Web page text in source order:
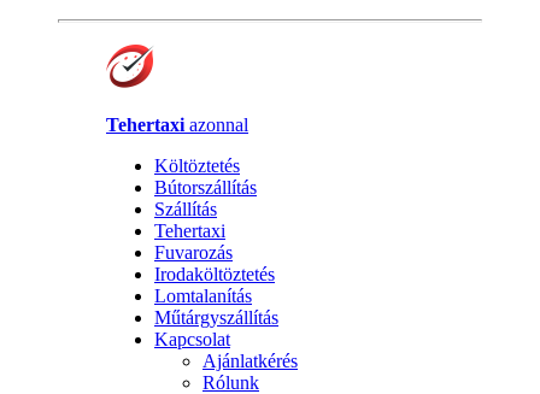
Tehertaxi azonnal
Költöztetés
Bútorszállítás
Szállítás
Tehertaxi
Fuvarozás
Irodaköltöztetés
Lomtalanítás
Műtárgyszállítás
Kapcsolat
Ajánlatkérés
Rólunk